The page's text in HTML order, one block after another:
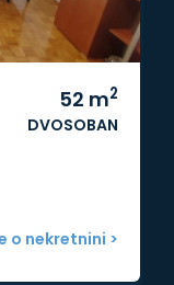
52 m2
DVOSOBAN
o nekretnini >